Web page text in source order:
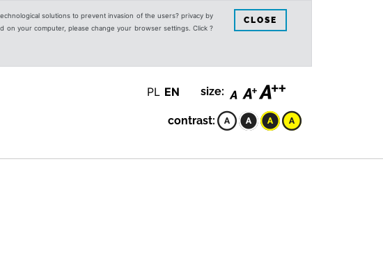
solutions to prevent invasion of the users? privacy by
on your computer, please change your browser settings. Click ?
CLOSE
PL EN size:
contrast: